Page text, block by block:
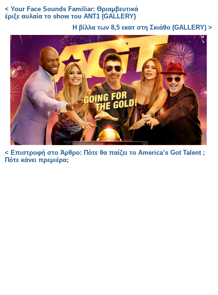
< Your Face Sounds Familiar: Θριαμβευτικά
έριξε αυλαία το show του ΑΝΤ1 (GALLERY)
Η βίλλα των 8,5 εκατ στη Σκιάθο (GALLERY) >
< Επιστροφή στο Άρθρο: Πότε θα παίζει το America’s Got Talent ;
Πότε κάνει πρεμιέρα;